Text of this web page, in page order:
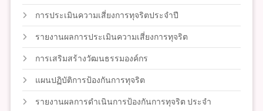
การประเมินความเสี่ยงการทุจริตประจำปี
รายงานผลการประเมินความเสี่ยงการทุจริต
การเสริมสร้างวัฒนธรรมองค์กร
แผนปฏิบัติการป้องกันการทุจริต
รายงานผลการดำเนินการป้องกันการทุจริต ประจำ